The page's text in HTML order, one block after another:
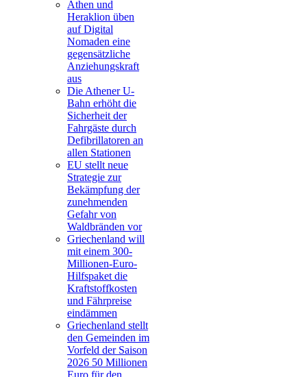
Athen und
Heraklion üben
auf Digital
Nomaden eine
gegensätzliche
Anziehungskraft
aus
Die Athener U-
Bahn erhöht die
Sicherheit der
Fahrgäste durch
Defibrillatoren an
allen Stationen
EU stellt neue
Strategie zur
Bekämpfung der
zunehmenden
Gefahr von
Waldbränden vor
Griechenland will
mit einem 300-
Millionen-Euro-
Hilfspaket die
Kraftstoffkosten
und Fährpreise
eindämmen
Griechenland stellt
den Gemeinden im
Vorfeld der Saison
2026 50 Millionen
Euro für den